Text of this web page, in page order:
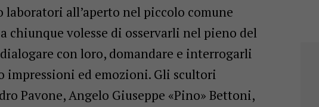
all’aperto nel piccolo comune
chiunque volesse di osservarli nel pieno del
con loro, domandare e interrogarli
impressioni ed emozioni. Gli scultori
Pavone, Angelo Giuseppe «Pino» Bettoni,